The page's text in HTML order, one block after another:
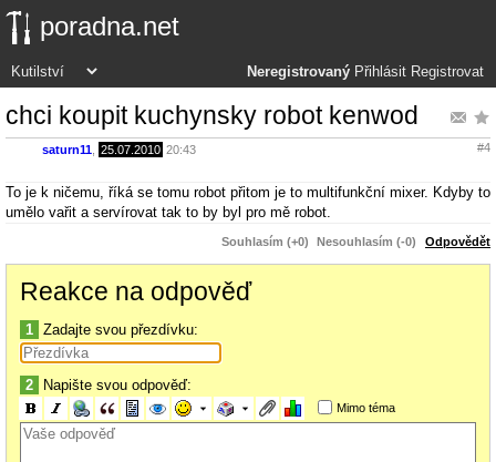
poradna.net
Neregistrovaný Přihlásit Registrovat
chci koupit kuchynsky robot kenwod
saturn11 25.07.2010 20:43 #4
To je k ničemu, říká se tomu robot přitom je to multifunkční mixer. Kdyby to
umělo vařit a servírovat tak to by byl pro mě robot.
Souhlasím (+0) Nesouhlasím (-0) Odpovědět
Reakce na odpověď
1 Zadajte svou přezdívku:
2 Napište svou odpověď:
Mimo téma